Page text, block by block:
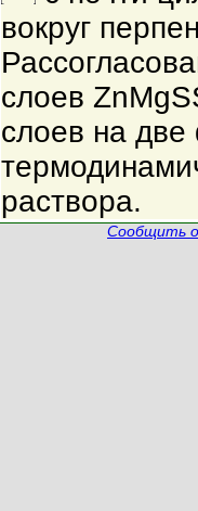
вокруг
слоев
слоев на
раствора.
Сообщить о